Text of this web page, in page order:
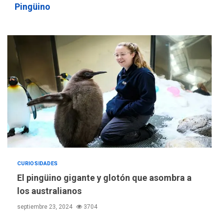
Pingüino
CURIOSIDADES
El pingüino gigante y glotón que asombra a
los australianos
septiembre 23, 2024 3704
3
Mariño fortalece capacidad
operativa con flota
adquiridas en un año de